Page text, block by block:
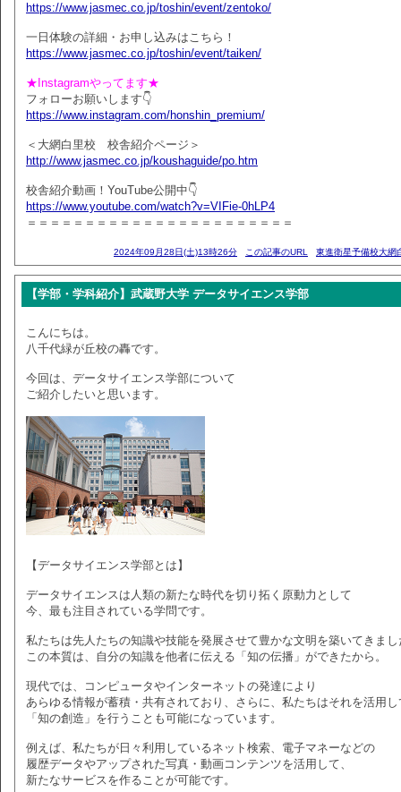
https://www.jasmec.co.jp/toshin/event/zentoko/
一日体験の詳細・お申し込みはこちら！
https://www.jasmec.co.jp/toshin/event/taiken/
★Instagramやってます★
フォローお願いします👇
https://www.instagram.com/honshin_premium/
＜大網白里校 校舎紹介ページ＞
http://www.jasmec.co.jp/koushaguide/po.htm
校舎紹介動画！YouTube公開中👇
https://www.youtube.com/watch?v=VIFie-0hLP4
＝＝＝＝＝＝＝＝＝＝＝＝＝＝＝＝＝＝＝＝＝＝＝
2024年09月28日(土)13時26分 この記事のURL 東進衛星予備校大網
【学部・学科紹介】武蔵野大学 データサイエンス学部
こんにちは。
八千代緑が丘校の轟です。
今回は、データサイエンス学部について
ご紹介したいと思います。
【データサイエンス学部とは】
データサイエンスは人類の新たな時代を切り拓く原動力として
今、最も注目されている学問です。
私たちは先人たちの知識や技能を発展させて豊かな文明を築いてきまし
この本質は、自分の知識を他者に伝える「知の伝播」ができたから。
現代では、コンピュータやインターネットの発達により
あらゆる情報が蓄積・共有されており、さらに、私たちはそれを活用し
「知の創造」を行うことも可能になっています。
例えば、私たちが日々利用しているネット検索、電子マネーなどの
履歴データやアップされた写真・動画コンテンツを活用して、
新たなサービスを作ることが可能です。